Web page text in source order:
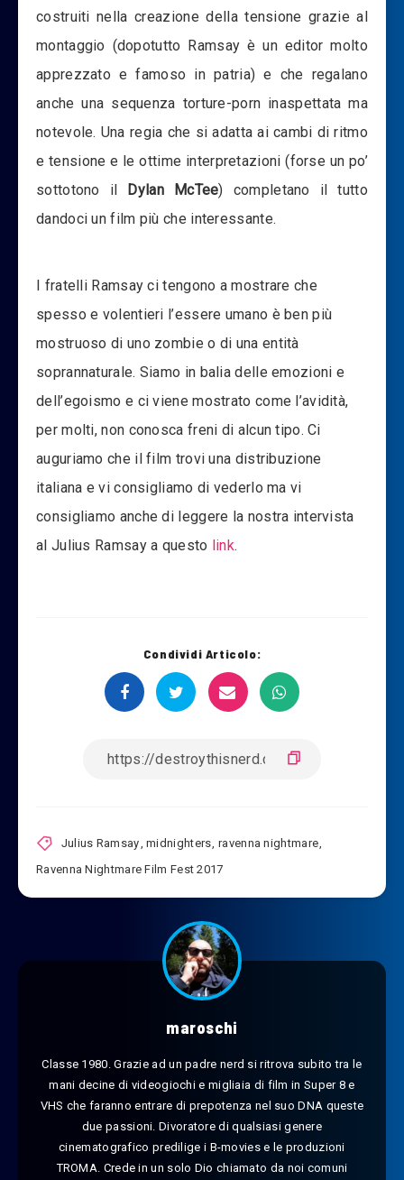
costruiti nella creazione della tensione grazie al
montaggio (dopotutto Ramsay è un editor molto
apprezzato e famoso in patria) e che regalano
anche una sequenza torture-porn inaspettata ma
notevole. Una regia che si adatta ai cambi di ritmo
e tensione e le ottime interpretazioni (forse un po’
sottotono il
Dylan McTee) completano il tutto
dandoci un film più che interessante.
I fratelli Ramsay ci tengono a mostrare che
spesso e volentieri l’essere umano è ben più
mostruoso di uno zombie o di una entità
soprannaturale. Siamo in balia delle emozioni e
dell’egoismo e ci viene mostrato come l’avidità,
per molti, non conosca freni di alcun tipo. Ci
auguriamo che il film trovi una distribuzione
italiana e vi consigliamo di vederlo ma vi
consigliamo anche di leggere la nostra intervista
al Julius Ramsay a questo link.
Condividi Articolo:
Julius Ramsay,midnighters,ravenna nightmare,
Ravenna Nightmare Film Fest 2017
maroschi
Classe 1980. Grazie ad un padre nerd si ritrova subito tra le
mani decine di videogiochi e migliaia di film in Super 8 e
VHS che faranno entrare di prepotenza nel suo DNA queste
due passioni. Divoratore di qualsiasi genere
cinematografico predilige i B-movies e le produzioni
TROMA. Crede in un solo Dio chiamato da noi comuni